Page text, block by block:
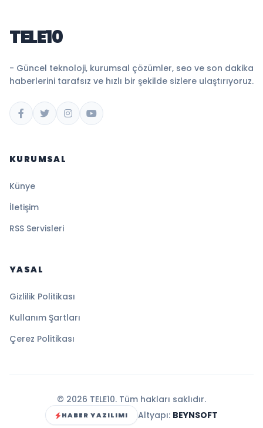
TELE10
- Güncel teknoloji, kurumsal çözümler, seo ve son dakika
haberlerini tarafsız ve hızlı bir şekilde sizlere ulaştırıyoruz.
KURUMSAL
Künye
İletişim
RSS Servisleri
YASAL
Gizlilik Politikası
Kullanım Şartları
Çerez Politikası
© 2026 TELE10. Tüm hakları saklıdır.
HABER YAZILIMI Altyapı: BEYNSOFT